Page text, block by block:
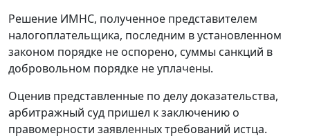
Решение ИМНС, полученное представителем
налогоплательщика, последним в установленном
законом порядке не оспорено, суммы санкций в
добровольном порядке не уплачены.
Оценив представленные по делу доказательства,
арбитражный суд пришел к заключению о
правомерности заявленных требований истца.